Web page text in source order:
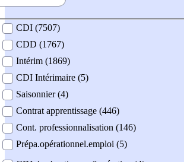
contrat
CDI (7507)
CDD (1767)
Intérim (1869)
CDI Intérimaire (5)
Saisonnier (4)
Contrat apprentissage (446)
Cont. professionnalisation (146)
Prépa.opérationnel.emploi (5)